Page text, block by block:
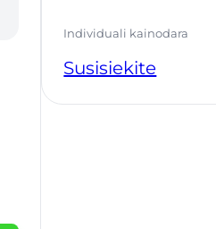
Individuali kainodara
Susisiekite